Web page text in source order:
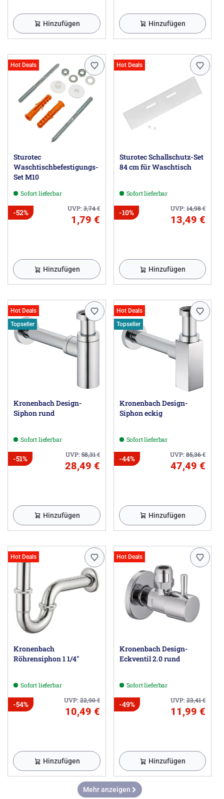
Hinzufügen Hinzufügen
Hot Deals
Sturotec
Waschtischbefestigungs-
Set M10
Sofort lieferbar
UVP:3,74€
-52%
1,79 €
Hinzufügen
Hot Deals
Sturotec Schallschutz-Set
84 cm für Waschtisch
Sofort lieferbar
UVP:14,98€
-10%
13,49 €
Hinzufügen
Hot Deals
Topseller
Kronenbach Design-
Siphon rund
Sofort lieferbar
UVP:58,31€
-51%
28,49 €
Hinzufügen
Hot Deals
Topseller
Kronenbach Design-
Siphon eckig
Sofort lieferbar
UVP:85,36€
-44%
47,49 €
Hinzufügen
Hot Deals
Kronenbach
Röhrensiphon 1 1/4"
Sofort lieferbar
UVP:22,90€
-54%
10,49 €
Hinzufügen
Hot Deals
Kronenbach Design-
Eckventil 2.0 rund
Sofort lieferbar
UVP:23,41€
-49%
11,99 €
Hinzufügen
Mehr anzeigen